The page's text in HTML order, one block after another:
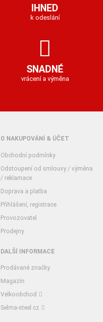
IHNED
k odeslání
SNADNÉ
vrácení a výměna
O NAKUPOVÁNÍ & ÚČET
Obchodní podmínky
Odstoupení od smlouvy / výměna
/ reklamace
Doprava a platba
Přihlášení, registrace
Provozovatel
Prodejny
DALŠÍ INFORMACE
Prodávané značky
Magazín
Velkoobchod
Selma-steel.cz